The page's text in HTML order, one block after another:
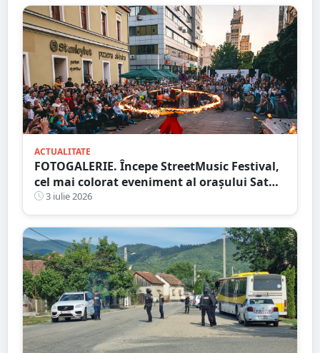
ACTUALITATE
FOTOGALERIE. Începe StreetMusic Festival,
cel mai colorat eveniment al orașului Satu
Mare
3 iulie 2026